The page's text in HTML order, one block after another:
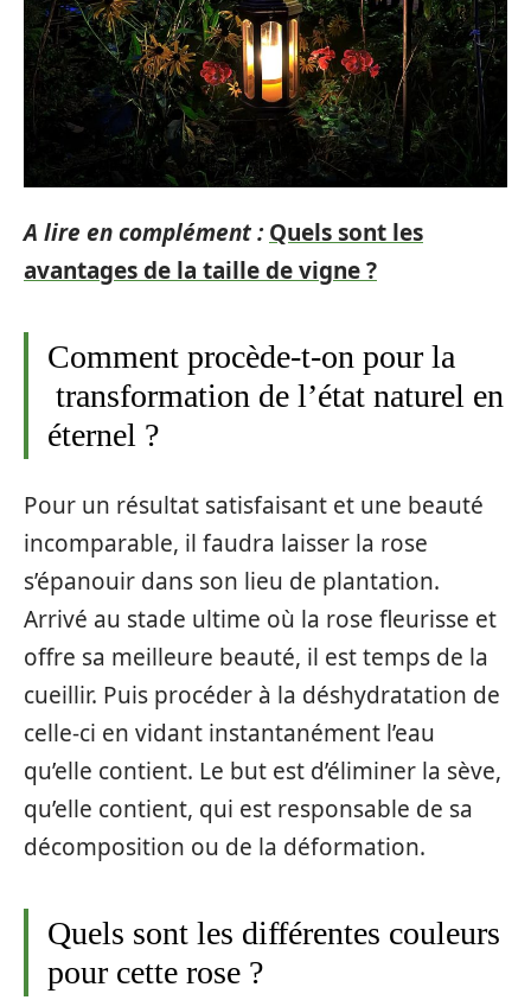
A lire en complément : Quels sont les
avantages de la taille de vigne ?
Comment procède-t-on pour la
transformation de l’état naturel en
éternel ?
Pour un résultat satisfaisant et une beauté
incomparable, il faudra laisser la rose
s’épanouir dans son lieu de plantation.
Arrivé au stade ultime où la rose fleurisse et
offre sa meilleure beauté, il est temps de la
cueillir. Puis procéder à la déshydratation de
celle-ci en vidant instantanément l’eau
qu’elle contient. Le but est d’éliminer la sève,
qu’elle contient, qui est responsable de sa
décomposition ou de la déformation.
Quels sont les différentes couleurs
pour cette rose ?